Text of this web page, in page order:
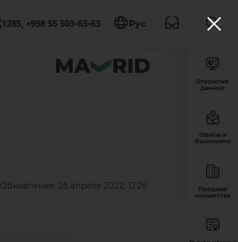
1285, +998 55 503-63-63 Рус
Обновление: 25 апреля 2022, 12:26
Открытые
данные
Офисы и
банкоматы
Продажа
имущества